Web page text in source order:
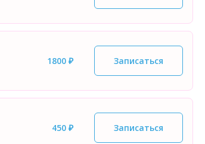
1800 ₽ Записаться
450 ₽ Записаться